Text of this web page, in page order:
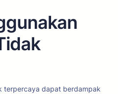
terpercaya dapat berdampak